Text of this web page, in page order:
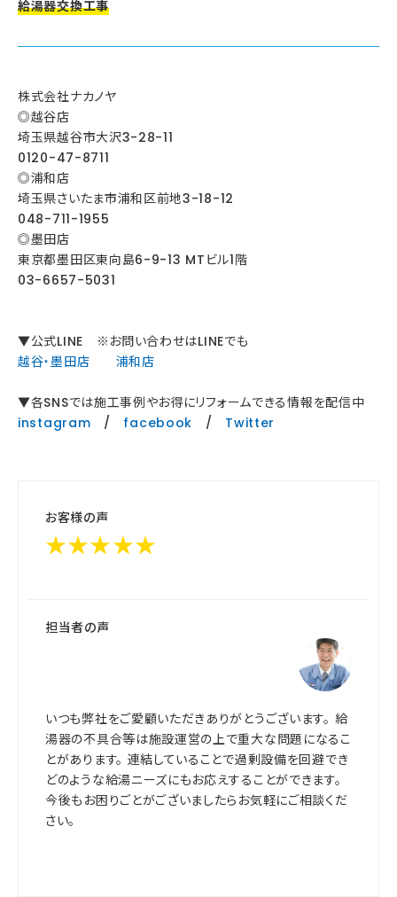
給湯器交換工事
株式会社ナカノヤ
◎越谷店
埼玉県越谷市大沢3-28-11
0120-47-8711
◎浦和店
埼玉県さいたま市浦和区前地3-18-12
048-711-1955
◎墨田店
東京都墨田区東向島6-9-13 MTビル1階
03-6657-5031
▼公式LINE ※お問い合わせはLINEでも
越谷・墨田店
浦和店
▼各SNSでは施工事例やお得にリフォームできる情報を配信中
instagram / facebook / Twitter
お客様の声
★★★★★
担当者の声
いつも弊社をご愛顧いただきありがとうございます。 給
湯器の不具合等は施設運営の上で重大な問題になるこ
とがあります。 連結していることで過剰設備を回避でき
どのような給湯ニーズにもお応えすることができます。
今後もお困りごとがございましたらお気軽にご相談くだ
さい。